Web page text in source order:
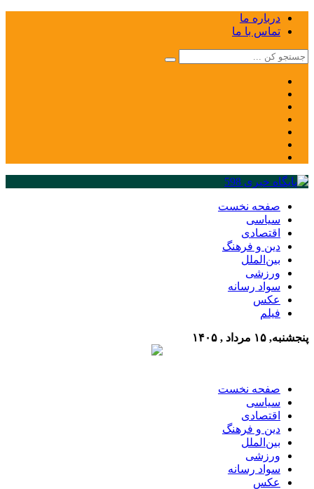
درباره ما
تماس با ما
صفحه نخست
سیاسی
اقتصادی
دین و فرهنگ
بین‌الملل
ورزشی
سواد رسانه
عکس
فیلم
پنجشنبه, ۱۵ مرداد , ۱۴۰۵
صفحه نخست
سیاسی
اقتصادی
دین و فرهنگ
بین‌الملل
ورزشی
سواد رسانه
عکس